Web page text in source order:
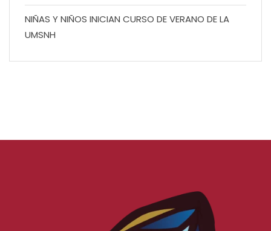
NIÑAS Y NIÑOS INICIAN CURSO DE VERANO DE LA
UMSNH